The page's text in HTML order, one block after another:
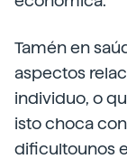
Tamén en
aspectos
individuo, o
isto choca
dificultounos